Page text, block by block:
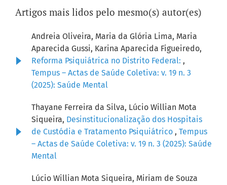
Artigos mais lidos pelo mesmo(s) autor(es)
Andreia Oliveira, Maria da Glória Lima, Maria
Aparecida Gussi, Karina Aparecida Figueiredo,
Reforma Psiquiátrica no Distrito Federal: ,
Tempus – Actas de Saúde Coletiva: v. 19 n. 3
(2025): Saúde Mental
Thayane Ferreira da Silva, Lúcio Willian Mota
Siqueira, Desinstitucionalização dos Hospitais
de Custódia e Tratamento Psiquiátrico , Tempus
– Actas de Saúde Coletiva: v. 19 n. 3 (2025): Saúde
Mental
Lúcio Willian Mota Siqueira, Miriam de Souza